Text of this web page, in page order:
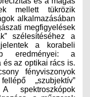
mellett tükrözik
alkalmazásában
megfigyelések
szélesítéséhez a
a korabeli
eredményei: a
és az optikai rács is.
fényviszonyok
„szubjektív”
spektroszkópok